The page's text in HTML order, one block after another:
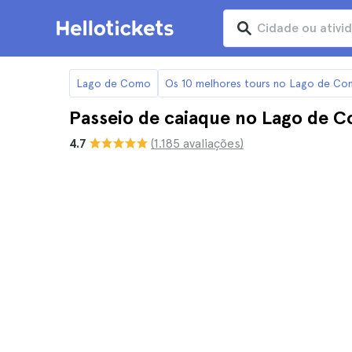
Lago de Como Os 10 melhores tours no Lago de
Passeio de caiaque no Lago de
4.7 (1.185 avaliações)